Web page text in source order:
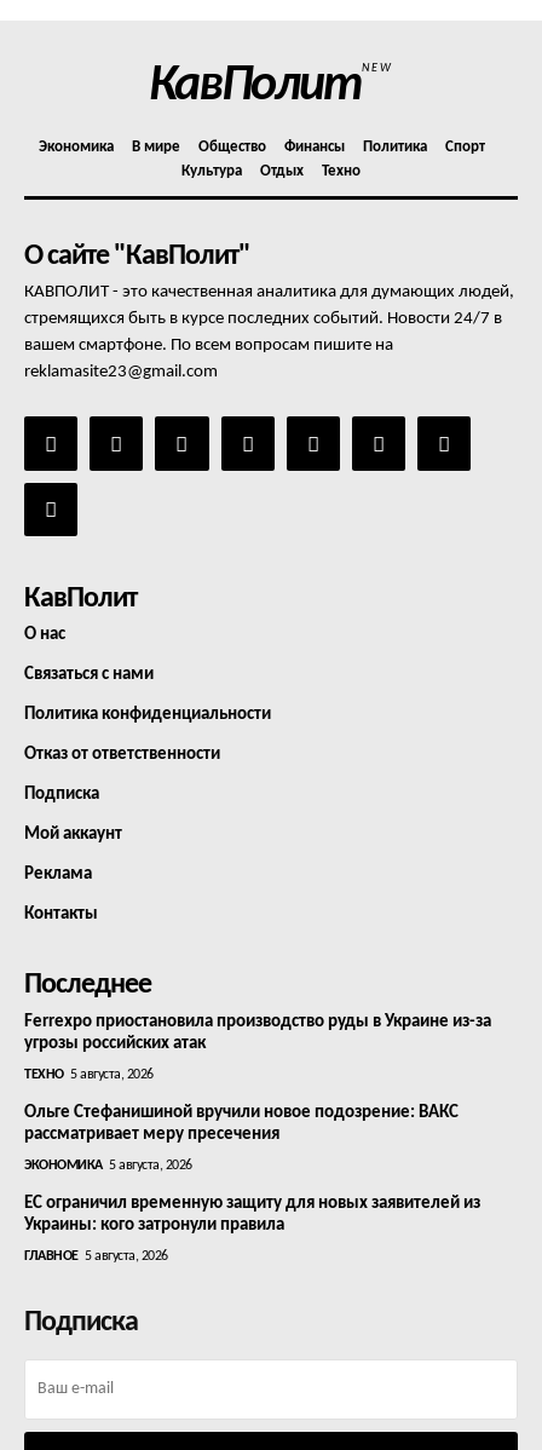
КавПолитNEW
Экономика В мире Общество Финансы Политика
Спорт
Культура
Отдых Техно
О сайте "КавПолит"
КАВПОЛИТ - это качественная аналитика для думающих людей,
стремящихся быть в курсе последних событий. Новости 24/7 в
вашем смартфоне. По всем вопросам пишите на
reklamasite23@gmail.com
КавПолит
О нас
Связаться с нами
Политика конфиденциальности
Отказ от ответственности
Подписка
Мой аккаунт
Реклама
Контакты
Последнее
Ferrexpo приостановила производство руды в Украине из-за
угрозы российских атак
ТЕХНО 5 августа, 2026
Ольге Стефанишиной вручили новое подозрение: ВАКС
рассматривает меру пресечения
ЭКОНОМИКА 5 августа, 2026
ЕС ограничил временную защиту для новых заявителей из
Украины: кого затронули правила
ГЛАВНОЕ 5 августа, 2026
Подписка